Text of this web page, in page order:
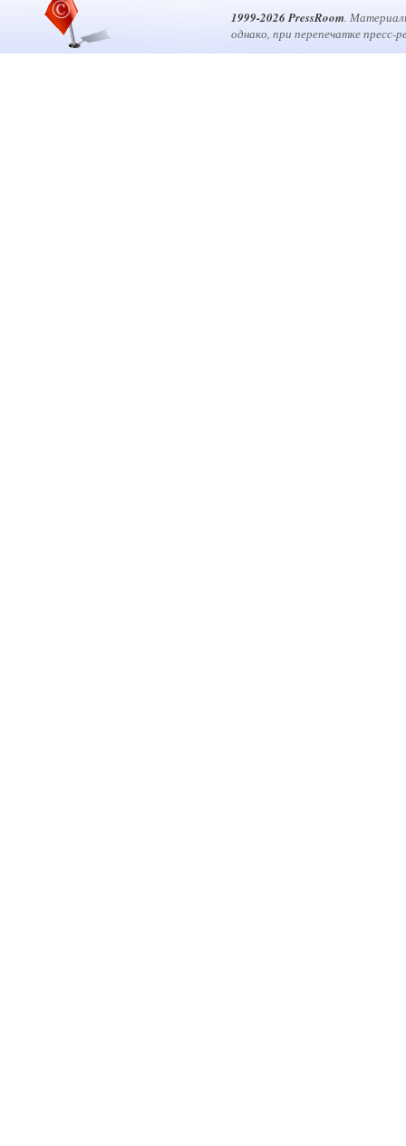
1999-2026 PressRoom.
однако, при перепечатке пресс-